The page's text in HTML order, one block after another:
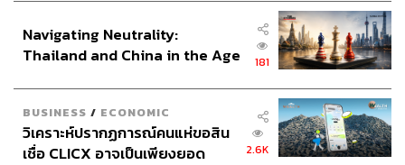
Navigating Neutrality:
Thailand and China in the Age
181
BUSINESS / ECONOMIC
วิเคราะห์ปรากฏการณ์คนแห่ขอสิน
เชื่อ CLICX อาจเป็นเพียงยอด
2.6K